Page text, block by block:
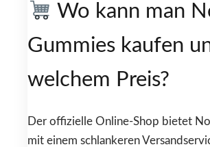
Wo kann man
Gummies kaufen
welchem Preis?
Der offizielle Online-Shop bietet
mit einem schlankeren